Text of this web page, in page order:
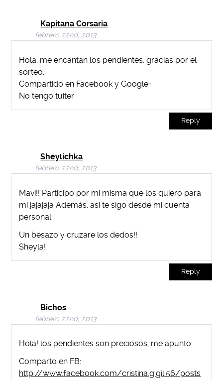
Kapitana Corsaria
febrero 22nd, 2013
Hola, me encantan los pendientes, gracias por el
sorteo.
Compartido en Facebook y Google+
No tengo tuiter
Reply
Sheylichka
febrero 22nd, 2013
Mavi!! Participo por mi misma que los quiero para
mi jajajaja Además, asi te sigo desde mi cuenta
personal.
Un besazo y cruzare los dedos!!
Sheyla!
Reply
Bichos
febrero 22nd, 2013
Hola! los pendientes son preciosos, me apunto:
Comparto en FB:
http://www.facebook.com/cristina.g.gil.56/posts